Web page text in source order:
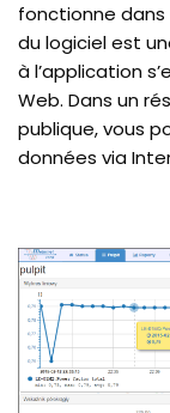
fonctionne dans
du logiciel est
à l’application
Web. Dans un
publique, vous
données via